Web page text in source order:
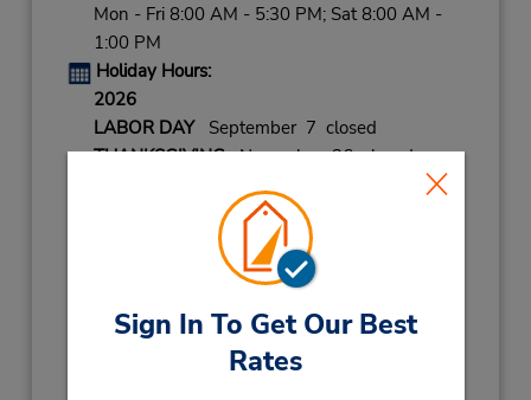
Sign In To Get Our Best
Rates
Mon - Fri 8:00 AM - 5:30 PM; Sat 8:00 AM -
1:00 PM
Holiday Hours:
2026
LABOR DAYSeptember 7 closed
THANKSGIVINGNovember 26 closed
December 24 08:00AM
CHRISTMAS DAY
December 25 closed
NEW YEARS EVEDecember 31 08:00AM